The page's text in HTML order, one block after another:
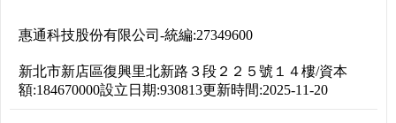
惠通科技股份有限公司 -統編:27349600
新北市新店區復興里北新路３段２２５號１４樓/資本
額:184670000設立日期:930813更新時間:2025-11-20